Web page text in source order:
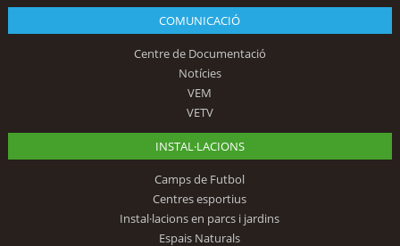
COMUNICACIÓ
Centre de Documentació
Notícies
VEM
VETV
INSTAL·LACIONS
Camps de Futbol
Centres esportius
Instal·lacions en parcs i jardins
Espais Naturals